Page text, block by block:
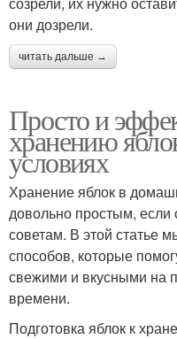
они дозрели.
читать дальше →
Просто и
хранению
условиях
Хранение яблок в
довольно простым, если
советам. В этой статье
способов, которые
свежими и вкусными на
времени.
Подготовка яблок к